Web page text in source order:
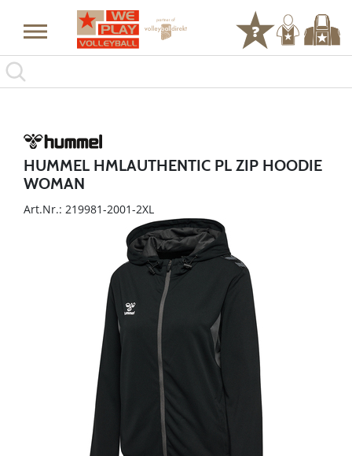
HUMMEL HMLAUTHENTIC PL ZIP HOODIE
WOMAN
Art.Nr.: 219981-2001-2XL